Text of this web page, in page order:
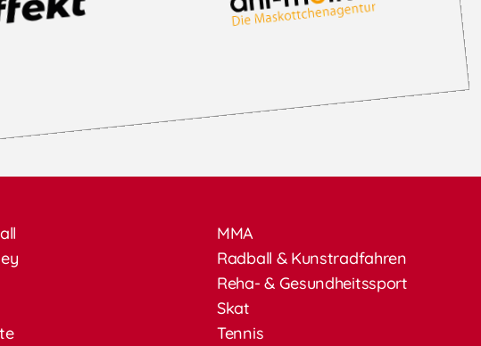
MMA
Radball & Kunstradfahren
Reha- & Gesundheitssport
Skat
Tennis